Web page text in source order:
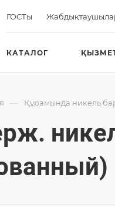
ГОСТы
КАТАЛОГ
— Құрамында никель